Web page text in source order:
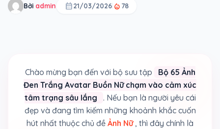
Bởi admin calendar_month21/03/2026 local_fire_department 78
Chào mừng bạn đến với bộ sưu tập
Bộ 65 Ảnh
Đen Trắng Avatar Buồn Nữ chạm vào cảm xúc
tâm trạng sâu lắng
. Nếu bạn là người yêu cái
đẹp và đang tìm kiếm những khoảnh khắc cuốn
hút nhất thuộc chủ đề Ảnh Nữ, thì đây chính là